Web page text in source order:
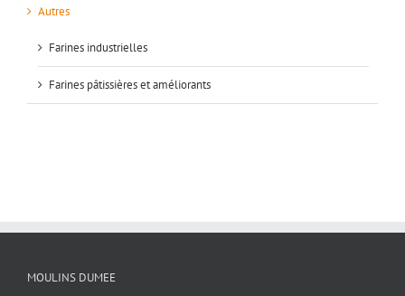
Autres
Farines industrielles
Farines pâtissières et améliorants
MOULINS DUMEE